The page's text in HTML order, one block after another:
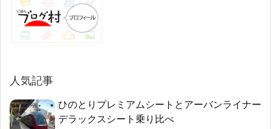
人気記事
ひのとりプレミアムシートとアーバンライナー
デラックスシート乗り比べ